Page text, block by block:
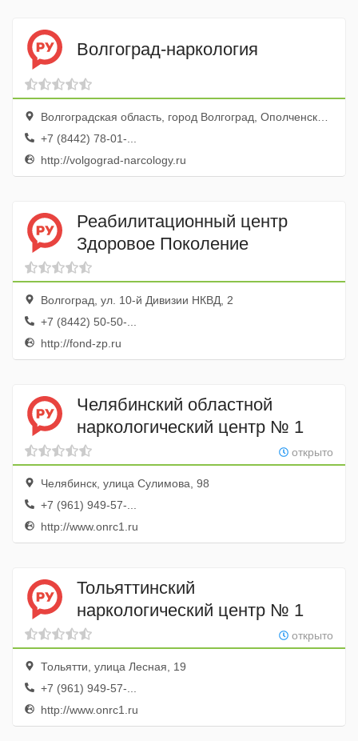
Волгоград-наркология
Волгоградская область, город Волгоград, Ополченская улица, 40
+7 (8442) 78-01-...
http://volgograd-narcology.ru
Реабилитационный центр
Здоровое Поколение
Волгоград, ул. 10-й Дивизии НКВД, 2
+7 (8442) 50-50-...
http://fond-zp.ru
Челябинский областной
наркологический центр № 1
открыто
Челябинск, улица Сулимова, 98
+7 (961) 949-57-...
http://www.onrc1.ru
Тольяттинский
наркологический центр № 1
открыто
Тольятти, улица Лесная, 19
+7 (961) 949-57-...
http://www.onrc1.ru